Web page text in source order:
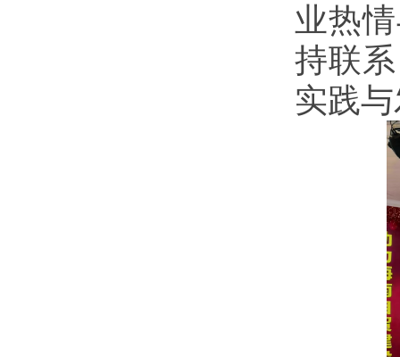
业热
持联
实践